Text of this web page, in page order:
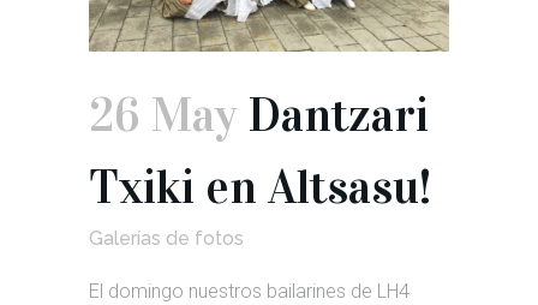
26 May Dantzari
Txiki en Altsasu!
Galerías de fotos
El domingo nuestros bailarines de LH4